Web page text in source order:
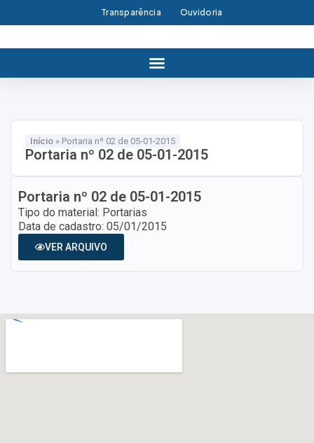
Transparência Ouvidoria
Início » Portaria nº 02 de 05-01-2015
Portaria nº 02 de 05-01-2015
Portaria nº 02 de 05-01-2015
Tipo do material: Portarias
Data de cadastro: 05/01/2015
VER ARQUIVO